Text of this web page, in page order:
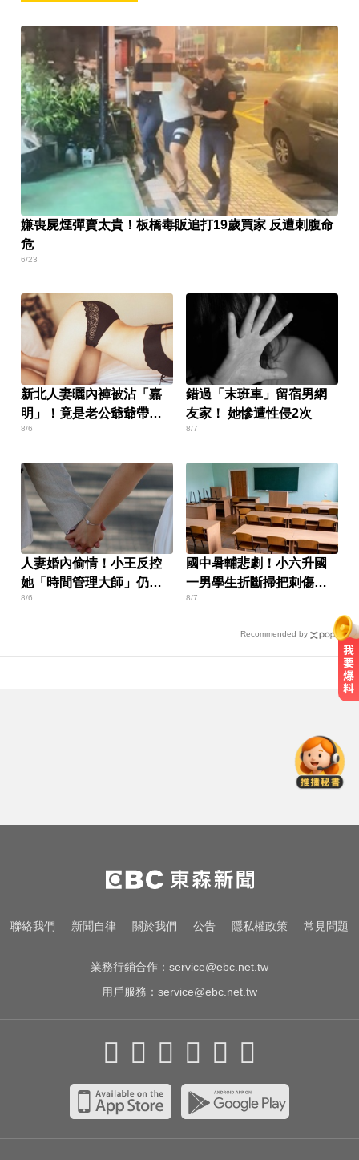
嫌喪屍煙彈賣太貴！板橋毒販追打19歲買家 反遭刺腹命
危
6/23
新北人妻曬內褲被沾「嘉
明」！竟是老公爺爺帶回
房磨蹭 氣炸提告
8/6
錯過「末班車」留宿男網
友家！ 她慘遭性侵2次
8/7
人妻婚內偷情！小王反控
她「時間管理大師」仍賠
30萬
8/6
國中暑輔悲劇！小六升國
一男學生折斷掃把刺傷女
師 右眼恐失明
8/7
Recommended by
把細菌吃下肚
總統：勞工是經濟進步幕後英雄 盼
支持政府政策
熊本強震！台灣送帳篷成搶手物資
聯絡我們 新聞自律 關於我們 公告 隱私權政策 常見問題
業務行銷合作： service@ebc.net.tw
用戶服務： service@ebc.net.tw